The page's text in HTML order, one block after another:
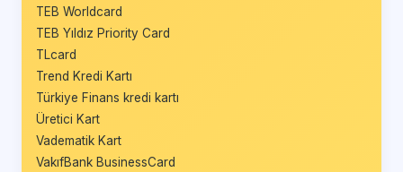
TEB Worldcard
TEB Yıldız Priority Card
TLcard
Trend Kredi Kartı
Türkiye Finans kredi kartı
Üretici Kart
Vadematik Kart
VakıfBank BusinessCard